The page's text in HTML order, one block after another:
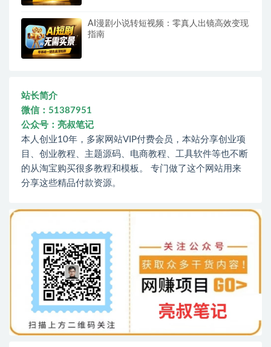
AI漫剧小说转短视频：零真人出镜高效变现
指南
站长简介
微信：51387951
公众号：亮叔笔记
本人创业10年，多家网站VIP付费会员，本站分享创业项
目、创业教程、主题源码、电商教程、工具软件等也不断
的从淘宝购买很多教程和模板。 专门做了这个网站用来
分享这些精品付款资源。